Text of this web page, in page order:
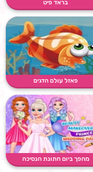
בראד פיט
פאזל עולם הדגים
מהפך ביום חתונת הנסיכה